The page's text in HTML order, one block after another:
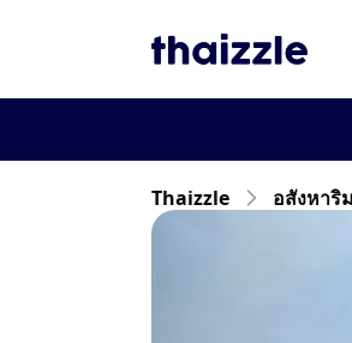
Thaizzle อสังหาริ